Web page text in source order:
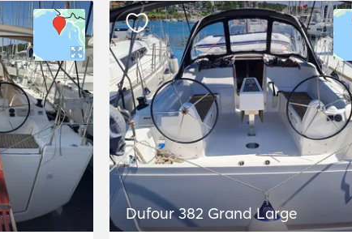
Dufour 382 Grand Large